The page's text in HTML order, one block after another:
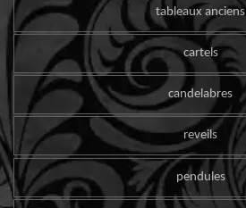
tableaux anciens
cartels
candelabres
reveils
pendules